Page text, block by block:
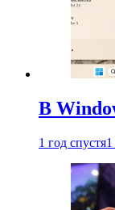
В
1 год спустя